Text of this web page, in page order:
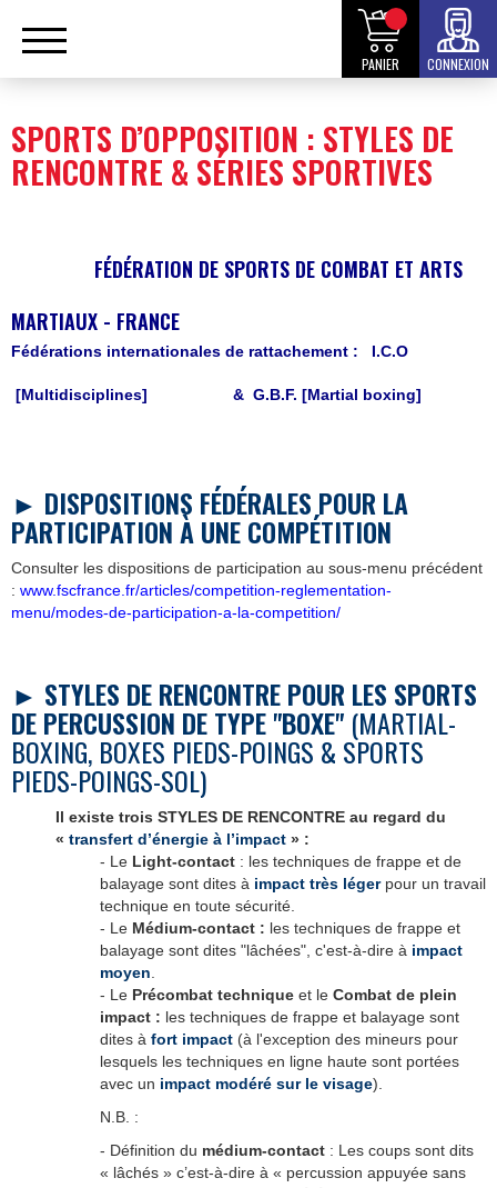
PANIER CONNEXION
SPORTS D’OPPOSITION : STYLES DE
RENCONTRE & SÉRIES SPORTIVES
FÉDÉRATION DE SPORTS DE COMBAT ET ARTS
MARTIAUX - FRANCE
Fédérations internationales de rattachement : I.C.O
[Multidisciplines] & G.B.F. [Martial boxing]
► DISPOSITIONS FÉDÉRALES POUR LA
PARTICIPATION À UNE COMPÉTITION
Consulter les dispositions de participation au sous-menu précédent
: www.fscfrance.fr/articles/competition-reglementation-
menu/modes-de-participation-a-la-competition/
► STYLES DE RENCONTRE POUR LES SPORTS
DE PERCUSSION DE TYPE "BOXE" (MARTIAL-
BOXING, BOXES PIEDS-POINGS & SPORTS
PIEDS-POINGS-SOL)
Il existe trois STYLES DE RENCONTRE au regard du
« transfert d’énergie à l’impact » :
- Le Light-contact : les techniques de frappe et de
balayage sont dites à impact très légerpour un travail
technique en toute sécurité.
- Le Médium-contact : les techniques de frappe et
balayage sont dites "lâchées", c'est-à-dire à impact
moyen
- Le Précombat technique et le Combat de plein
impact : les techniques de frappe et balayage sont
dites à fort impact (à l'exception des mineurs pour
lesquels les techniques en ligne haute sont portées
avec un impact modéré sur le visage).
N.B. :
- Définition du médium-contact : Les coups sont dits
« lâchés » c’est-à-dire à « percussion appuyée sans